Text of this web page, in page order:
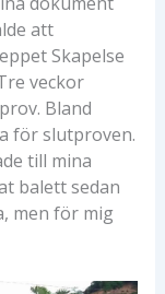
att
Skapelse
veckor
Bland
för slutproven.
till mina
balett sedan
men för mig